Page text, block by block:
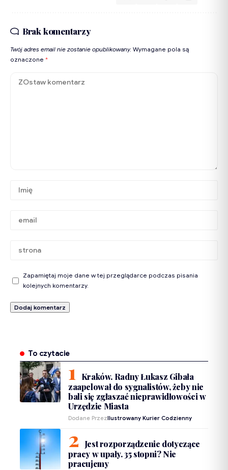
Brak komentarzy
Twój adres email nie zostanie opublikowany. Wymagane pola są
oznaczone *
Zapamiętaj moje dane w tej przeglądarce podczas pisania
kolejnych komentarzy.
To czytacie
Kraków. Radny Łukasz Gibała
zaapelował do sygnalistów, żeby nie
bali się zgłaszać nieprawidłowości w
Urzędzie Miasta
Dodane PrzezIlustrowany Kurier Codzienny
Jest rozporządzenie dotyczące
pracy w upały. 35 stopni? Nie
pracujemy